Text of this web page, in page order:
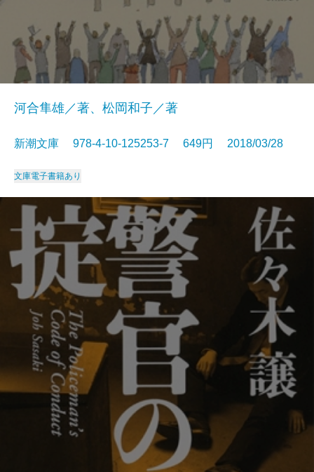
河合隼雄／著、松岡和子／著
新潮文庫 978-4-10-125253-7 649円 2018/03/28
文庫電子書籍あり